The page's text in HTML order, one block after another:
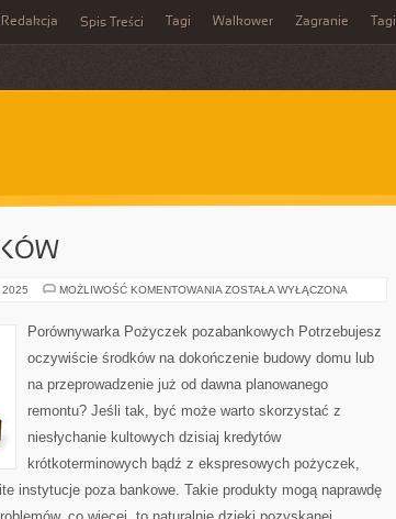
Redakcja Spis Treści Tagi Walkower Zagranie Tagi
2025 MOŻLIWOŚĆ KOMENTOWANIA USŁUGI
ZOSTAŁA WYŁĄCZONA
Porównywarka Pożyczek pozabankowych Potrzebujesz
oczywiście środków na dokończenie budowy domu lub
na przeprowadzenie już od dawna planowanego
remontu? Jeśli tak, być może warto skorzystać z
niesłychanie kultowych dzisiaj kredytów
krótkoterminowych bądź z ekspresowych pożyczek,
instytucje poza bankowe. Takie produkty mogą naprawdę